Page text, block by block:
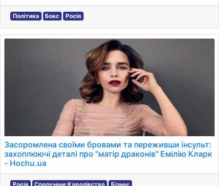
Політика Бокс Росія
Засоромлена своїми бровами та переживши інсульт:
захоплюючі деталі про "матір драконів" Емілію Кларк
- Hochu.ua
Росія Сполучене Королівство Бізнес